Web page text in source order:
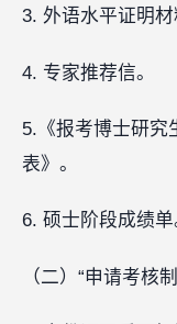
3. 外语水平证明材
4. 专家推荐信。
5.《报考博士研究
表》。
6. 硕士阶段成绩单
（二）“申请考核